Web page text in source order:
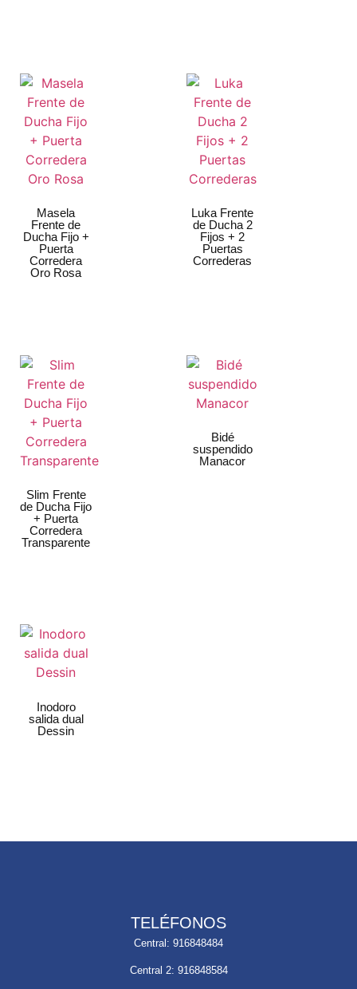
Masela
Frente de
Ducha Fijo +
Puerta
Corredera
Oro Rosa
Luka Frente
de Ducha 2
Fijos + 2
Puertas
Correderas
Slim Frente
de Ducha Fijo
+ Puerta
Corredera
Transparente
Bidé
suspendido
Manacor
Inodoro
salida dual
Dessin
TELÉFONOS
Central: 916848484
Central 2: 916848584